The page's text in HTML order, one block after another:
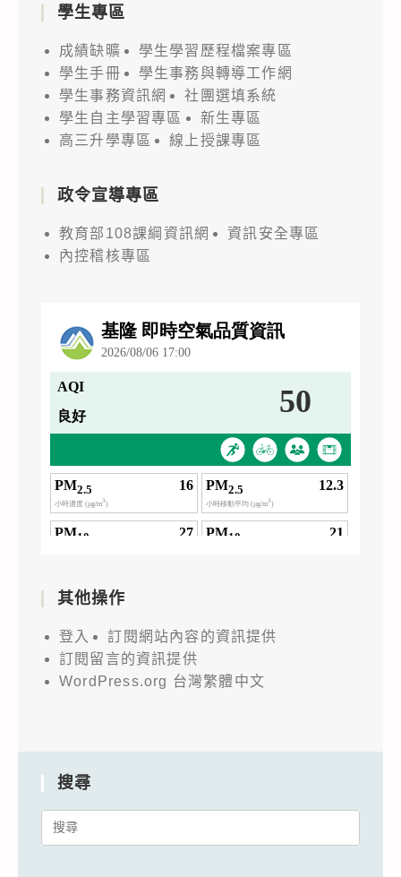
學生專區
成績缺曠
學生學習歷程檔案專區
學生手冊
學生事務與轉導工作網
學生事務資訊網
社團選填系統
學生自主學習專區
新生專區
高三升學專區
線上授課專區
政令宣導專區
教育部108課綱資訊網
資訊安全專區
內控稽核專區
其他操作
登入
訂閱網站內容的資訊提供
訂閱留言的資訊提供
WordPress.org 台灣繁體中文
搜尋
Search